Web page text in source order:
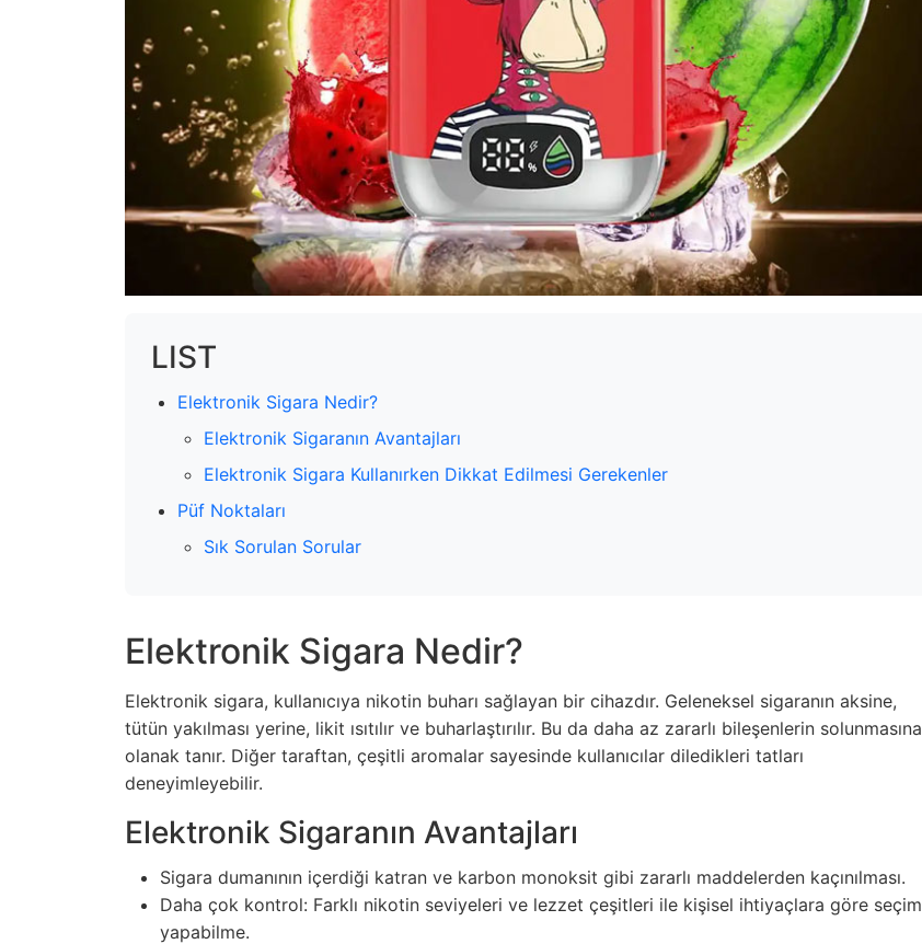
LIST
Elektronik Sigara Nedir?
Elektronik Sigaranın Avantajları
Elektronik Sigara Kullanırken Dikkat Edilmesi Gerekenler
Püf Noktaları
Sık Sorulan Sorular
Elektronik Sigara Nedir?
Elektronik sigara, kullanıcıya nikotin buharı sağlayan bir cihazdır. Geleneksel sigaranın aksine,
tütün yakılması yerine, likit ısıtılır ve buharlaştırılır. Bu da daha az zararlı bileşenlerin solunmasına
olanak tanır. Diğer taraftan, çeşitli aromalar sayesinde kullanıcılar diledikleri tatları
deneyimleyebilir.
Elektronik Sigaranın Avantajları
Sigara dumanının içerdiği katran ve karbon monoksit gibi zararlı maddelerden kaçınılması.
Daha çok kontrol: Farklı nikotin seviyeleri ve lezzet çeşitleri ile kişisel ihtiyaçlara göre seçim
yapabilme.